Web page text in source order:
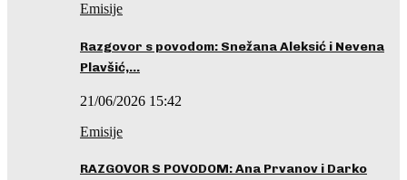
Emisije
Razgovor s povodom: Snežana Aleksić i Nevena
Plavšić,…
21/06/2026 15:42
Emisije
RAZGOVOR S POVODOM: Ana Prvanov i Darko